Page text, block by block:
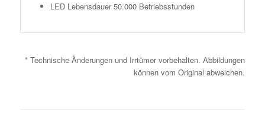
LED Lebensdauer 50.000 Betriebsstunden
* Technische Änderungen und Irrtümer vorbehalten. Abbildungen
können vom Original abweichen.